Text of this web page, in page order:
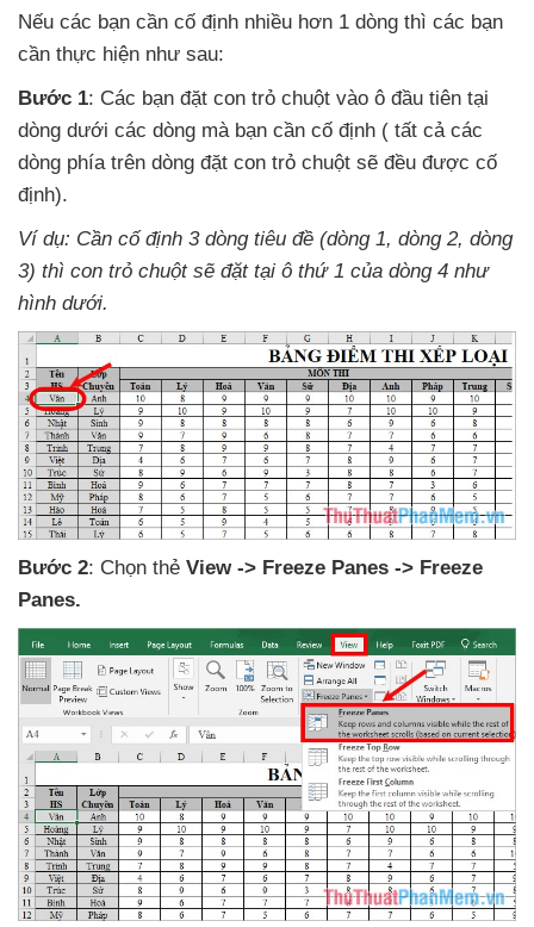
Nếu các bạn cần cố định nhiều hơn 1 dòng thì các bạn
cần thực hiện như sau:
Bước 1: Các bạn đặt con trỏ chuột vào ô đầu tiên tại
dòng dưới các dòng mà bạn cần cố định ( tất cả các
dòng phía trên dòng đặt con trỏ chuột sẽ đều được cố
định).
Ví dụ: Cần cố định 3 dòng tiêu đề (dòng 1, dòng 2, dòng
3) thì con trỏ chuột sẽ đặt tại ô thứ 1 của dòng 4 như
hình dưới.
Bước 2: Chọn thẻ View -> Freeze Panes -> Freeze
Panes.